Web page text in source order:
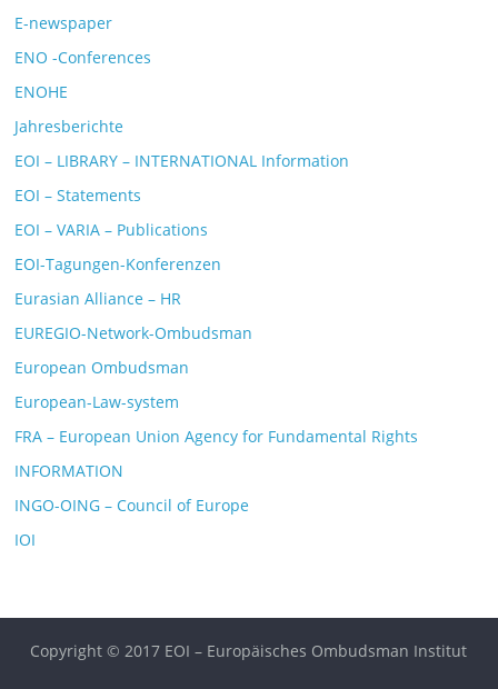
E-newspaper
ENO -Conferences
ENOHE
Jahresberichte
EOI – LIBRARY – INTERNATIONAL Information
EOI – Statements
EOI – VARIA – Publications
EOI-Tagungen-Konferenzen
Eurasian Alliance – HR
EUREGIO-Network-Ombudsman
European Ombudsman
European-Law-system
FRA – European Union Agency for Fundamental Rights
INFORMATION
INGO-OING – Council of Europe
IOI
Copyright © 2017 EOI – Europäisches Ombudsman Institut